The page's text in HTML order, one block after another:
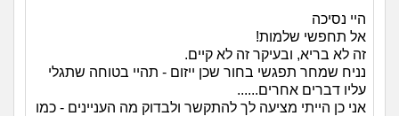
היי נסיכה
אל תחפשי שלמות!
זה לא בריא, ובעיקר זה לא קיים.
נניח שמחר תפגשי בחור שכן ייזום - תהיי בטוחה שתגלי
עליו דברים אחרים......
אני כן הייתי מציעה לך להתקשר ולבדוק מה העניינים - כמו